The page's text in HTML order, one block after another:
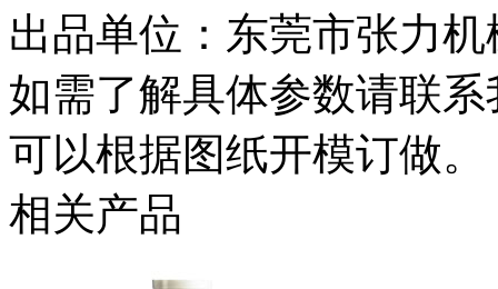
出品单位：东莞市张力
如需了解具体参数请联系
可以根据图纸开模订做。
相关产品